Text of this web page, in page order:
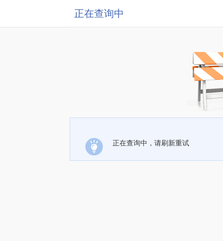
正在查询中
正在查询中，请刷新重试